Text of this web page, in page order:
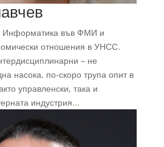
Информатика във ФМИ и
отношения в УНСС.
– не
насока, по-скоро трупа опит в
управленски, така и
индустрия...